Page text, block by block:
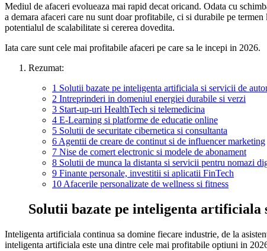
Mediul de afaceri evolueaza mai rapid decat oricand. Odata cu
a demara afaceri care nu sunt doar profitabile, ci si durabile pe
potentialul de scalabilitate si cererea dovedita.
Iata care sunt cele mai profitabile afaceri pe care sa le incepi in 2026.
Rezumat:
1 Solutii bazate pe inteligenta artificiala si servicii de
2 Intreprinderi in domeniul energiei durabile si verzi
3 Start-up-uri HealthTech si telemedicina
4 E-Learning si platforme de educatie online
5 Solutii de securitate cibernetica si consultanta
6 Agentii de creare de continut si de influencer marketing
7 Nise de comert electronic si modele de abonament
8 Solutii de munca la distanta si servicii pentru nomazi
9 Finante personale, investitii si aplicatii FinTech
10 Afacerile personalizate de wellness si fitness
Solutii bazate pe inteligenta artificiala
Inteligenta artificiala continua sa domine fiecare industrie, de la
inteligenta artificiala este una dintre cele mai profitabile optiuni in